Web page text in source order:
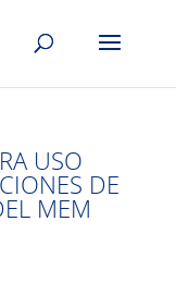
USO
DE
MEM